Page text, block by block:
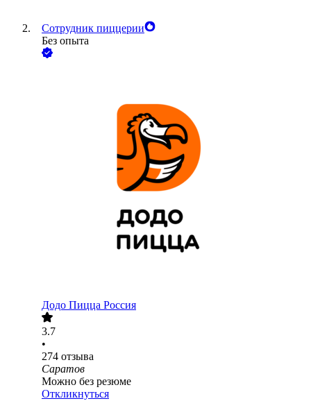
Сотрудник пиццерии
Без опыта
Додо Пицца Россия
3.7
•
274 отзыва
Саратов
Можно без резюме
Откликнуться